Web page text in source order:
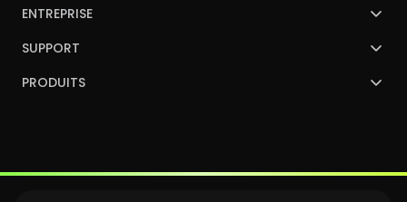
ENTREPRISE
À propos de Fotor
Nous contacter
SUPPORT
Centre de Support
PRODUITS